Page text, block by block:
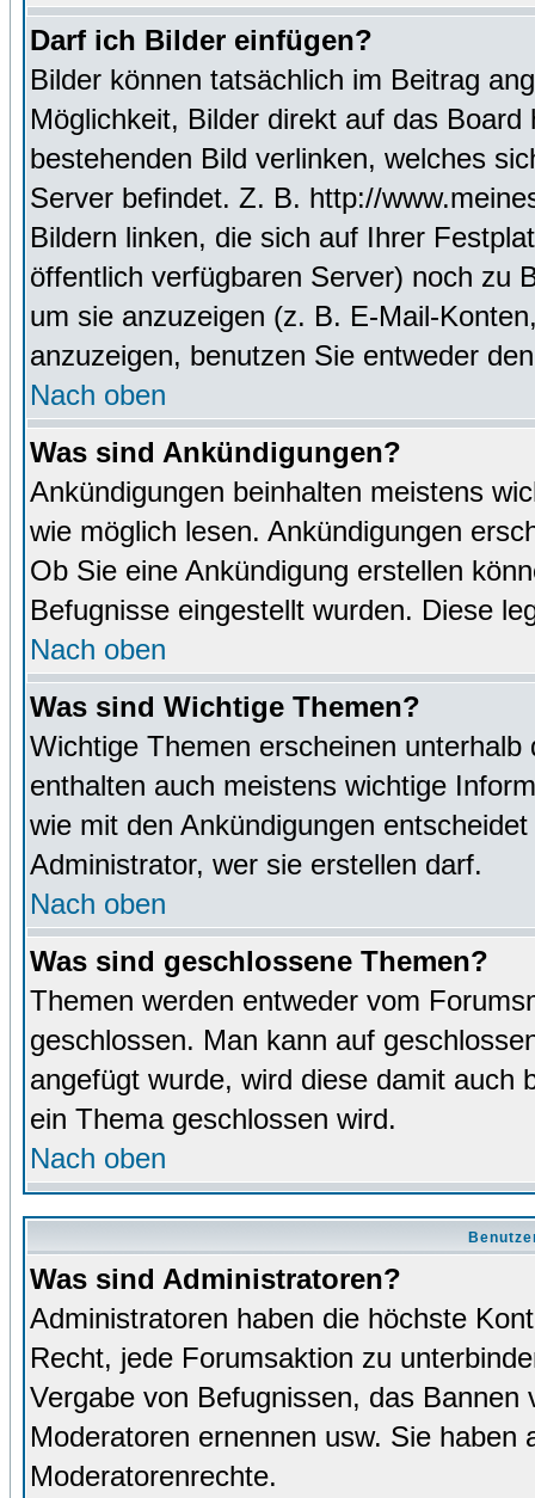
Darf ich Bilder einfügen?
Bilder können tatsächlich im Beitrag
Möglichkeit, Bilder direkt auf das
bestehenden Bild verlinken, welches
Server befindet. Z. B. http://
Bildern linken, die sich auf Ihrer
öffentlich verfügbaren Server) noch zu
um sie anzuzeigen (z. B. E-Mail-
anzuzeigen, benutzen Sie entweder
Nach oben
Was sind Ankündigungen?
Ankündigungen beinhalten meistens
wie möglich lesen. Ankündigungen
Ob Sie eine Ankündigung erstellen
Befugnisse eingestellt wurden. Diese
Nach oben
Was sind Wichtige Themen?
Wichtige Themen erscheinen
enthalten auch meistens wichtige
wie mit den Ankündigungen
Administrator, wer sie erstellen darf.
Nach oben
Was sind geschlossene Themen?
Themen werden entweder vom
geschlossen. Man kann auf
angefügt wurde, wird diese damit auch
ein Thema geschlossen wird.
Nach oben
Was sind Administratoren?
Administratoren haben die höchste
Recht, jede Forumsaktion zu
Vergabe von Befugnissen, das
Moderatoren ernennen usw. Sie
Moderatorenrechte.